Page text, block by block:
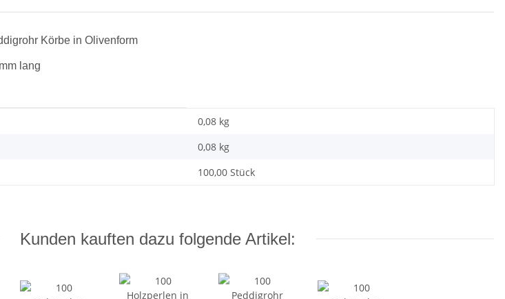
Körbe in Olivenform
lang
0,08 kg
0,08 kg
100,00 Stück
Kunden kauften dazu folgende Artikel: